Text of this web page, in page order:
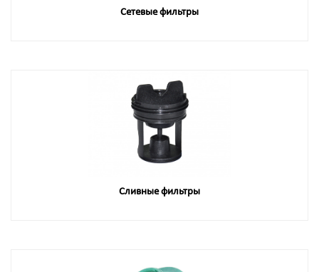
Сетевые фильтры
Сливные фильтры